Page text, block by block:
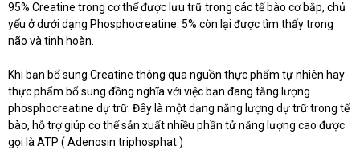
95% Creatine trong cơ thể được lưu trữ trong các tế bào cơ bắp, chủ
yếu ở dưới dạng Phosphocreatine. 5% còn lại được tìm thấy trong
não và tinh hoàn.
Khi bạn bổ sung Creatine thông qua nguồn thực phẩm tự nhiên hay
thực phẩm bổ sung đồng nghĩa với việc bạn đang tăng lượng
phosphocreatine dự trữ. Đây là một dạng năng lượng dự trữ trong tế
bào, hỗ trợ giúp cơ thể sản xuất nhiều phần tử năng lượng cao được
gọi là ATP ( Adenosin triphosphat )